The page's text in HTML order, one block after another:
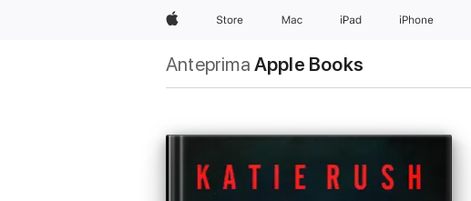
AppleStore Mac iPad iPhone
Anteprima Apple Books